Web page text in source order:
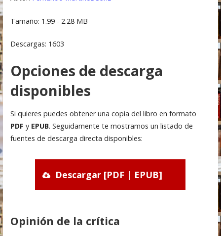
Tamaño: 1.99 - 2.28 MB
Descargas: 1603
Opciones de descarga
disponibles
Si quieres puedes obtener una copia del libro en formato
PDF y EPUB. Seguidamente te mostramos un listado de
fuentes de descarga directa disponibles:
Descargar [PDF | EPUB]
Opinión de la crítica